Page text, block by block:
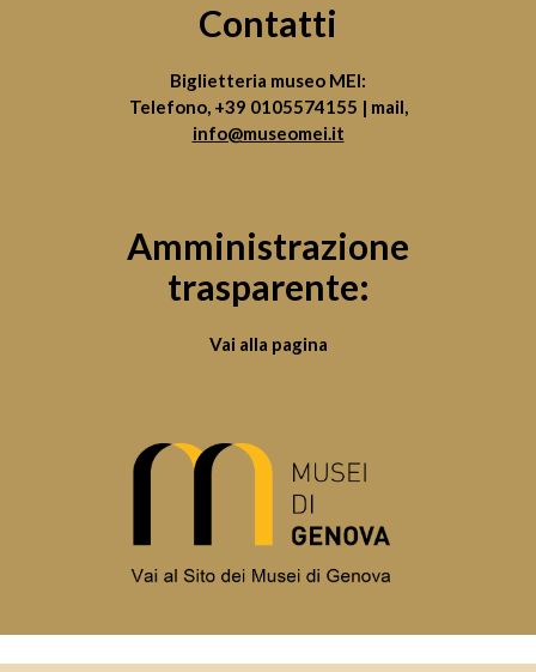
Contatti
Biglietteria museo MEI:
Telefono, +39 0105574155 | mail,
info@museomei.it
Amministrazione
trasparente:
Vai alla pagina